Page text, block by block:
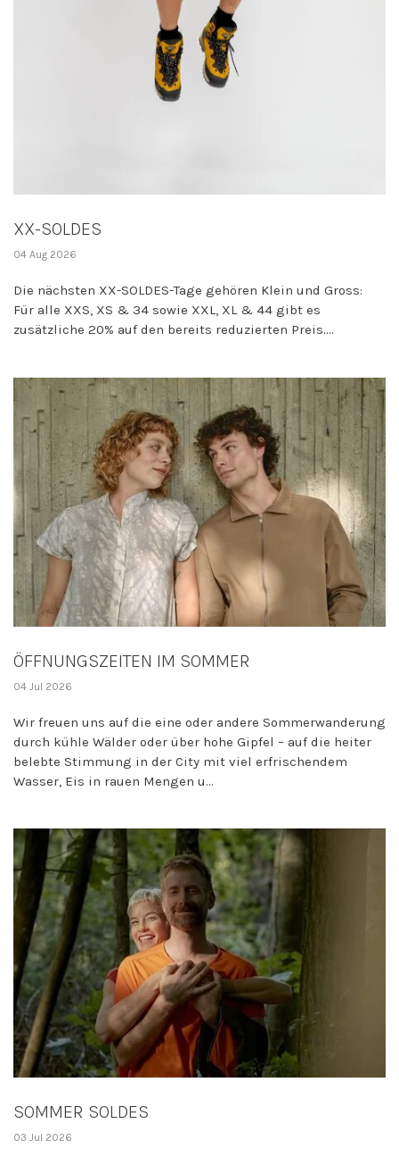
XX-SOLDES
04 Aug 2026
Die nächsten XX-SOLDES-Tage gehören Klein und Gross:
Für alle XXS, XS & 34 sowie XXL, XL & 44 gibt es
zusätzliche 20% auf den bereits reduzierten Preis....
ÖFFNUNGSZEITEN IM SOMMER
04 Jul 2026
Wir freuen uns auf die eine oder andere Sommerwanderung
durch kühle Wälder oder über hohe Gipfel – auf die heiter
belebte Stimmung in der City mit viel erfrischendem
Wasser, Eis in rauen Mengen u...
SOMMER SOLDES
03 Jul 2026